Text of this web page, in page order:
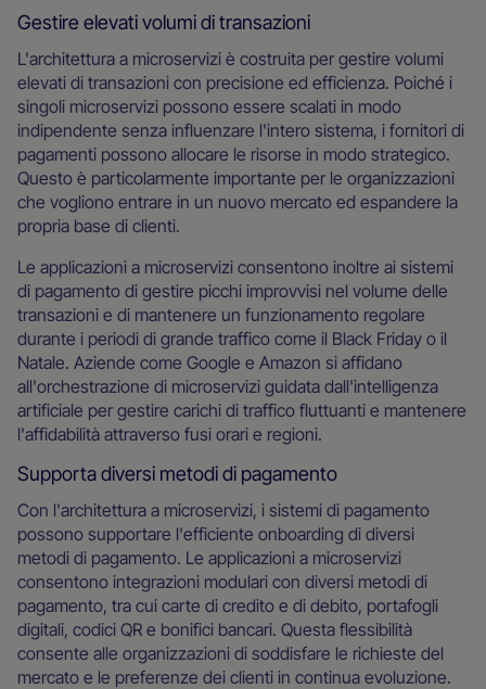
Gestire elevati volumi di transazioni
L'architettura a microservizi è costruita per gestire volumi
elevati di transazioni con precisione ed efficienza. Poiché i
singoli microservizi possono essere scalati in modo
indipendente senza influenzare l'intero sistema, i fornitori di
pagamenti possono allocare le risorse in modo strategico.
Questo è particolarmente importante per le organizzazioni
che vogliono entrare in un nuovo mercato ed espandere la
propria base di clienti.
Le applicazioni a microservizi consentono inoltre ai sistemi
di pagamento di gestire picchi improvvisi nel volume delle
transazioni e di mantenere un funzionamento regolare
durante i periodi di grande traffico come il Black Friday o il
Natale. Aziende come Google e Amazon si affidano
all'orchestrazione di microservizi guidata dall'intelligenza
artificiale per gestire carichi di traffico fluttuanti e mantenere
l'affidabilità attraverso fusi orari e regioni.
Supporta diversi metodi di pagamento
Con l'architettura a microservizi, i sistemi di pagamento
possono supportare l'efficiente onboarding di diversi
metodi di pagamento. Le applicazioni a microservizi
consentono integrazioni modulari con diversi metodi di
pagamento, tra cui carte di credito e di debito, portafogli
digitali, codici QR e bonifici bancari. Questa flessibilità
consente alle organizzazioni di soddisfare le richieste del
mercato e le preferenze dei clienti in continua evoluzione.